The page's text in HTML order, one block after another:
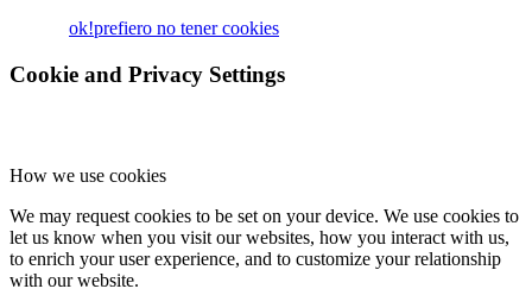
ok!prefiero no tener cookies
Cookie and Privacy Settings
How we use cookies
We may request cookies to be set on your device. We use cookies to
let us know when you visit our websites, how you interact with us,
to enrich your user experience, and to customize your relationship
with our website.